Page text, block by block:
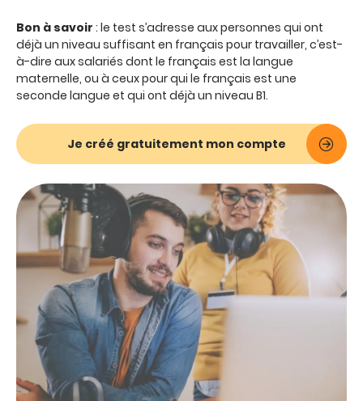
Bon à savoir : le test s’adresse aux personnes qui ont
déjà un niveau suffisant en français pour travailler, c’est-
à-dire aux salariés dont le français est la langue
maternelle, ou à ceux pour qui le français est une
seconde langue et qui ont déjà un niveau B1.
Je créé gratuitement mon compte